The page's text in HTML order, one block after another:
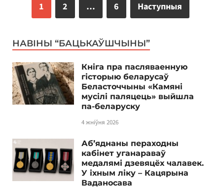
1 2 … 6 Наступныя
НАВІНЫ “БАЦЬКАЎШЧЫНЫ”
Кніга пра пасляваенную
гісторыю беларусаў
Беласточчыны «Камяні
мусілі паляцець» выйшла
па-беларуску
4 жніўня 2026
Аб’яднаны пераходны
кабінет уганараваў
медалямі дзевяцёх чалавек.
У іхным ліку – Кацярына
Ваданосава